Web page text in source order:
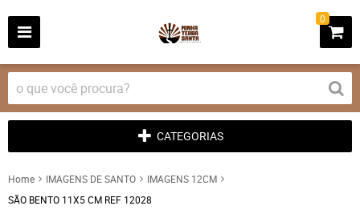
0
CATEGORIAS
Home IMAGENS DE SANTO
IMAGENS 12CM
SÃO BENTO 11X5 CM REF 12028